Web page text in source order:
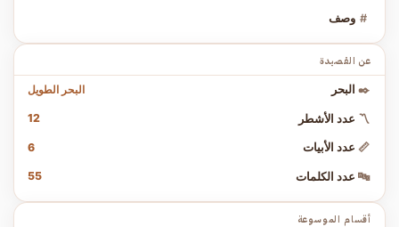
# وصف
عن القصيدة
✒️ البحر البحر الطويل
〽️ عدد الأشطر 12
📏 عدد الأبيات 6
🔤 عدد الكلمات 55
أقسام الموسوعة